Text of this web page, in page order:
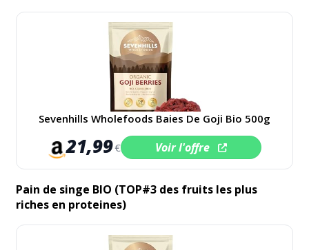
Sevenhills Wholefoods Baies De Goji Bio 500g
21,99€ Voir l'offre
Pain de singe BIO (TOP#3 des fruits les plus
riches en proteines)